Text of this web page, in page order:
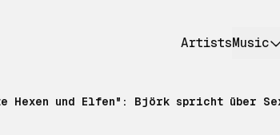
ArtistsMusic
Hexen und Elfen": Björk spricht über